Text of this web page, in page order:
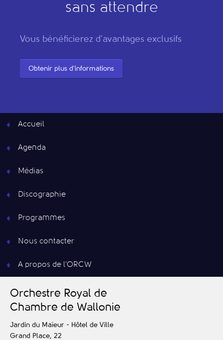
sans attendre
Vous bénéficierez d'avantages exclusifs
Obtenir plus d'informations
Accueil
Agenda
Médias
Discographie
Programmes
Nous contacter
A propos de l’ORCW
Orchestre Royal de
Chambre de Wallonie
Jardin du Maïeur - Hôtel de Ville
Grand Place, 22